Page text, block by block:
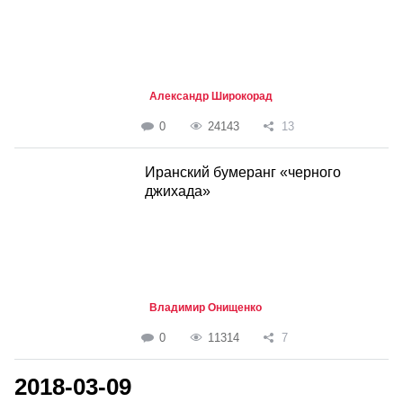
Александр Широкорад
0 24143 13
Иранский бумеранг «черного
джихада»
Владимир Онищенко
0 11314 7
2018-03-09